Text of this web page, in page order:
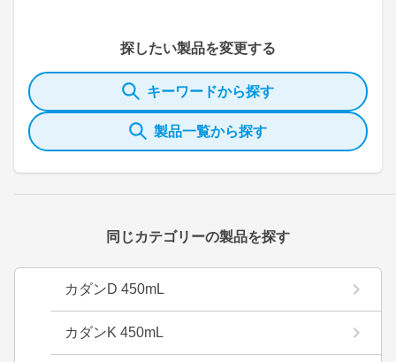
探したい製品を変更する
キーワードから探す
製品一覧から探す
同じカテゴリーの製品を探す
カダンD 450mL
カダンK 450mL